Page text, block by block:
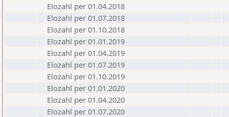
Elozahl per 01.04.2018
Elozahl per 01.07.2018
Elozahl per 01.10.2018
Elozahl per 01.01.2019
Elozahl per 01.04.2019
Elozahl per 01.07.2019
Elozahl per 01.10.2019
Elozahl per 01.01.2020
Elozahl per 01.04.2020
Elozahl per 01.07.2020